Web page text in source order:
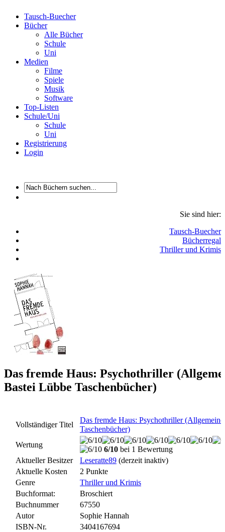
Tausch-Buecher
Bücher
Alle Bücher
Schule
Uni
Medien
Filme
Spiele
Musik
Software
Top-Listen
Schule/Uni
Schule
Uni
Registrierung
Login
Sie sind hier:
Tausch-Buecher
Bücherregal
Thriller und Krimis
Das fremde Haus: Psychothriller
Bastei Lübbe Taschenbücher)
Vollständiger Titel
Das fremde Haus: Psychothriller
Taschenbücher)
Wertung
6/10 bei 1 Bewertung
Aktueller Besitzer
Leseratte89 (derzeit inaktiv)
Aktuelle Kosten
2 Punkte
Genre
Thriller und Krimis
Buchformat:
Broschiert
Buchnummer
67550
Autor
Sophie Hannah
ISBN-Nr.
3404167694